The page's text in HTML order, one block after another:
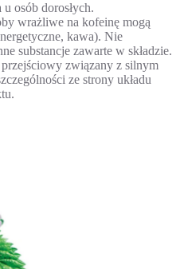
osób dorosłych.
wrażliwe na kofeinę mogą
kawa). Nie
substancje zawarte w składzie.
związany z silnym
ze strony układu